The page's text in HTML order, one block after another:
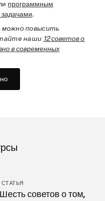
программным
.
можно повысить
наши 12 советов о
в современных
СТАТЬЯ
Шесть советов о том,